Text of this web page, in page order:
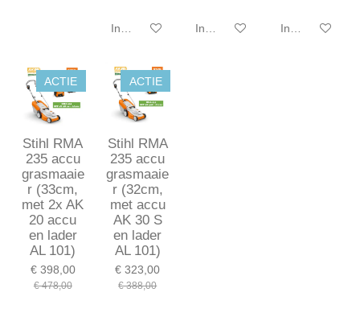
In winkelwagen In winkelwagen In winkelwagen
ACTIE
Stihl RMA
235 accu
grasmaaie
r (33cm,
met 2x AK
20 accu
en lader
AL 101)
€ 398,00
€ 478,00
ACTIE
Stihl RMA
235 accu
grasmaaie
r (32cm,
met accu
AK 30 S
en lader
AL 101)
€ 323,00
€ 388,00